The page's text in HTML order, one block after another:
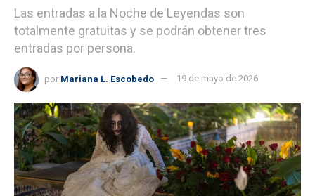
Las entradas a la Noche de Leyendas son
totalmente gratuitas y se podrán obtener tres
entradas por persona.
por Mariana L. Escobedo 19 de mayo de 2026